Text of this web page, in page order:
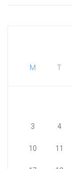
M T
3 4
10 11